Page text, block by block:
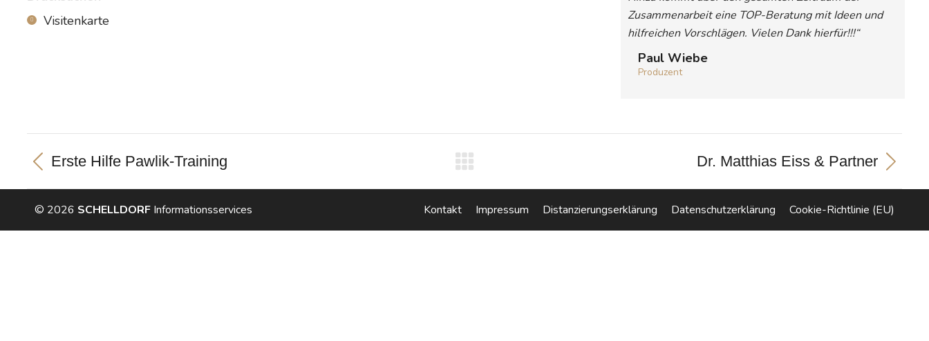
Visitenkarte
Paul Wiebe
Produzent
Zusammenarbeit eine TOP-Beratung mit Ideen und
hilfreichen Vorschlägen. Vielen Dank hierfür!!!“
Project
navigation
Previous
project:
Erste Hilfe Pawlik-Training
project:
Dr. Matthias Eiss & Partner
© 2026 SCHELLDORF Informationsservices Kontakt Impressum Distanzierungserklärung Datenschutzerklärung Cookie-Richtlinie (EU)